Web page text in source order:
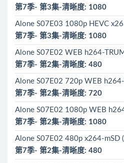
第7季- 第3集-清晰度: 1080
Alone S07E03 1080p HEVC
第7季- 第3集-清晰度: 1080
Alone S07E02 WEB h264-
第7季- 第2集-清晰度: 480
Alone S07E02 720p WEB
第7季- 第2集-清晰度: 720
Alone S07E02 1080p WEB
第7季- 第2集-清晰度: 1080
Alone S07E02 480p x264-mSD
第7季- 第2集-清晰度: 480